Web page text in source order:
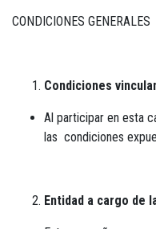
CONDICIONES GENERALES
Condiciones
Al participar en esta
las condiciones
Entidad a cargo de